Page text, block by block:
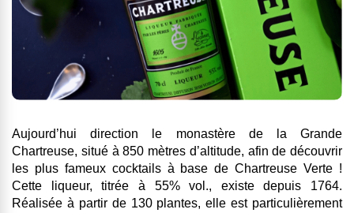
Aujourd’hui direction le monastère de la Grande
Chartreuse, situé à 850 mètres d’altitude, afin de découvrir
les plus fameux cocktails à base de Chartreuse Verte !
Cette liqueur, titrée à 55% vol., existe depuis 1764.
Réalisée à partir de 130 plantes, elle est particulièrement